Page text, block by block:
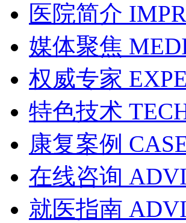
医院简介
媒体聚焦
权威专家
特色技术
康复案例
在线咨询
就医指南